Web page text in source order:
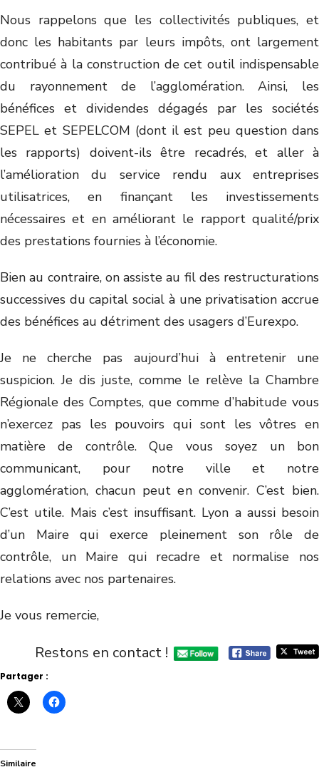
Nous rappelons que les collectivités publiques, et
donc les habitants par leurs impôts, ont largement
contribué à la construction de cet outil indispensable
du rayonnement de l’agglomération. Ainsi, les
bénéfices et dividendes dégagés par les sociétés
SEPEL et SEPELCOM (dont il est peu question dans
les rapports) doivent-ils être recadrés, et aller à
l’amélioration du service rendu aux entreprises
utilisatrices, en finançant les investissements
nécessaires et en améliorant le rapport qualité/prix
des prestations fournies à l’économie.
Bien au contraire, on assiste au fil des restructurations
successives du capital social à une privatisation accrue
des bénéfices au détriment des usagers d’Eurexpo.
Je ne cherche pas aujourd’hui à entretenir une
suspicion. Je dis juste, comme le relève la Chambre
Régionale des Comptes, que comme d’habitude vous
n’exercez pas les pouvoirs qui sont les vôtres en
matière de contrôle. Que vous soyez un bon
communicant, pour notre ville et notre
agglomération, chacun peut en convenir. C’est bien.
C’est utile. Mais c’est insuffisant. Lyon a aussi besoin
d’un Maire qui exerce pleinement son rôle de
contrôle, un Maire qui recadre et normalise nos
relations avec nos partenaires.
Je vous remercie,
Restons en contact !
Partager :
Similaire